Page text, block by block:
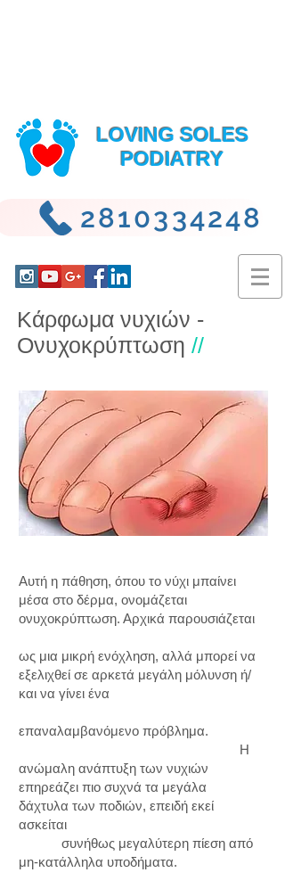
LOVING SOLES
PODIATRY
2810334248
Κάρφωμα νυχιών -
Ονυχοκρύπτωση //
Αυτή η πάθηση, όπου το νύχι μπαίνει
μέσα στο δέρμα, ονομάζεται
ονυχοκρύπτωση. Αρχικά παρουσιάζεται
ως μια μικρή ενόχληση, αλλά μπορεί να
εξελιχθεί σε αρκετά μεγάλη μόλυνση ή/
και να γίνει ένα
επαναλαμβανόμενο πρόβλημα.
Η
ανώμαλη ανάπτυξη των νυχιών
επηρεάζει πιο συχνά τα μεγάλα
δάχτυλα των ποδιών, επειδή εκεί
ασκείται
συνήθως μεγαλύτερη πίεση από
μη-κατάλληλα υποδήματα.